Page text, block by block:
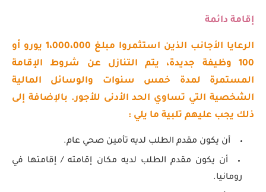
إقامة دائمة
الرعايا الأجانب الذين استثمروا مبلغ 1،000،000 يورو أو
100 وظيفة جديدة، يتم التنازل عن شروط الإقامة
المستمرة لمدة خمس سنوات والوسائل المالية
الشخصية التي تساوي الحد الأدنى للأجور. بالإضافة إلى
ذلك يجب عليهم تلبية ما يلي :
أن يكون مقدم الطلب لديه تأمين صحي عام.
أن يكون مقدم الطلب لديه مكان إقامته / إقامتها في
رومانيا.